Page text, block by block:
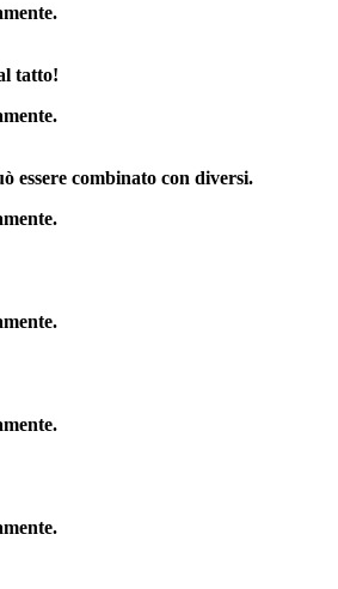
tatto!
essere combinato con diversi.